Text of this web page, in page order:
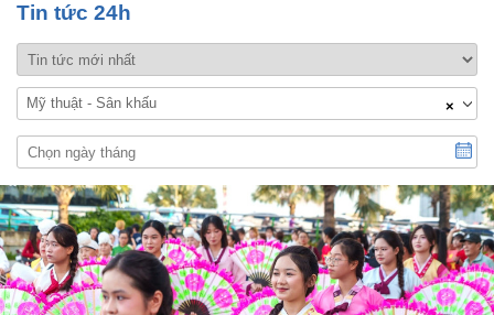
Tin tức 24h
×
Mỹ thuật - Sân khấu